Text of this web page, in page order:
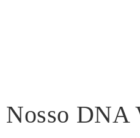
Nosso DNA